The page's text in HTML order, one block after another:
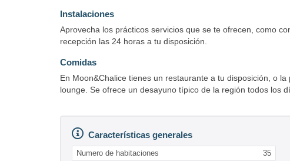
Instalaciones
Aprovecha los prácticos servicios que se te ofrecen, como
recepción las 24 horas a tu disposición.
Comidas
En Moon&Chalice tienes un restaurante a tu disposición, o
lounge. Se ofrece un desayuno típico de la región todos los
Características generales
Numero de habitaciones 35